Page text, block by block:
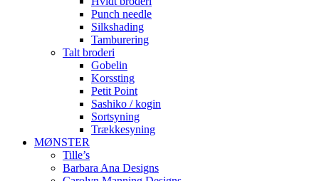
Punch needle
Silkshading
Tamburering
Talt broderi
Gobelin
Korssting
Petit Point
Sashiko / kogin
Sortsyning
Trækkesyning
MØNSTER
Tille’s
Barbara Ana Designs